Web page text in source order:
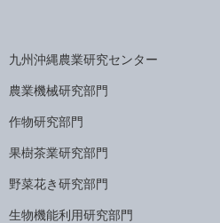
九州沖縄農業研究センター
農業機械研究部門
作物研究部門
果樹茶業研究部門
野菜花き研究部門
生物機能利用研究部門